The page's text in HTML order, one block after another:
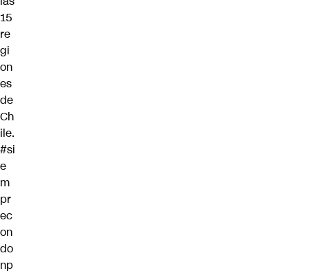
15
re
gi
on
es
de
Ch
ile.
#si
e
m
pr
ec
on
do
np